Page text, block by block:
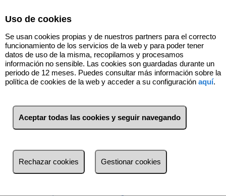
Inmobiliaria enPortals Nous
|Vivir en Portals Nous: una de las
zonas más valoradas de Calvià
con acceso directo a otras áreas del suroeste de
Mallorca, se ha consolidado como una opción ideal
Uso de cookies
Se usan cookies propias y de nuestros partners para el correcto
funcionamiento de los servicios de la web y para poder tener
datos de uso de la misma, recopilamos y procesamos
información no sensible. Las cookies son guardadas durante un
periodo de 12 meses. Puedes consultar más información sobre la
política de cookies de la web y acceder a su configuración aquí.
Aceptar todas las cookies y seguir navegando
Rechazar cookies Gestionar cookies